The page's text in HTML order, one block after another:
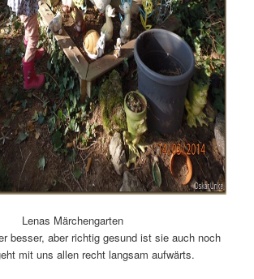
Lenas Märchengarten
besser, aber richtig gesund ist sie auch noch
mit uns allen recht langsam aufwärts.